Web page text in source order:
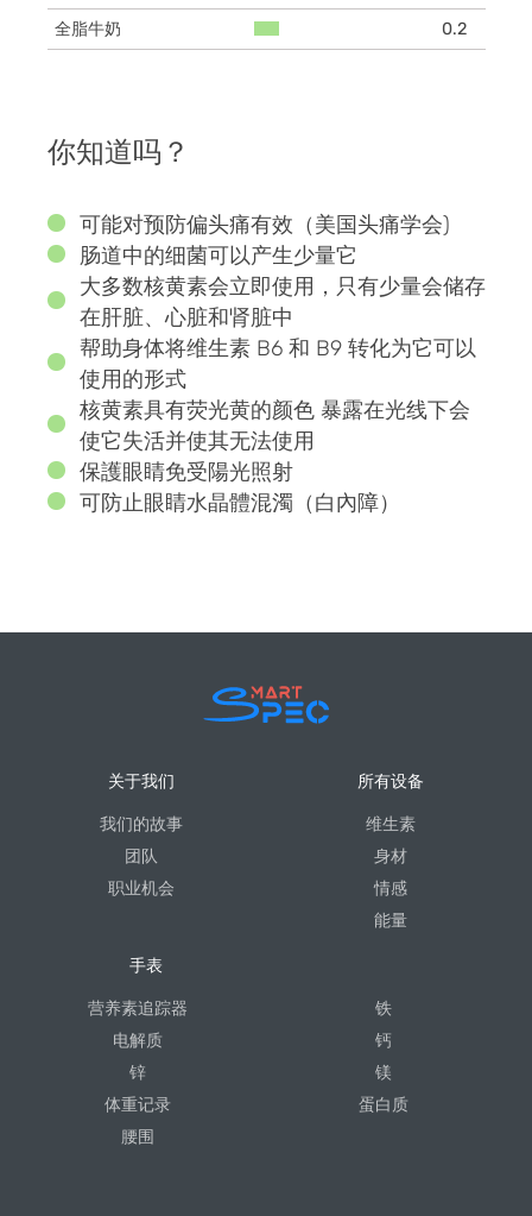
全脂牛奶
0.2
你知道吗？
可能对预防偏头痛有效（美国头痛学会)
肠道中的细菌可以产生少量它
大多数核黄素会立即使用，只有少量会储存
在肝脏、心脏和肾脏中
帮助身体将维生素 B6 和 B9 转化为它可以
使用的形式
核黄素具有荧光黄的颜色 暴露在光线下会
使它失活并使其无法使用
保護眼睛免受陽光照射
可防止眼睛水晶體混濁（白內障）
关于我们
我们的故事
团队
职业机会
所有设备
维生素
身材
情感
能量
手表
营养素追踪器
电解质
锌
体重记录
腰围
铁
钙
镁
蛋白质